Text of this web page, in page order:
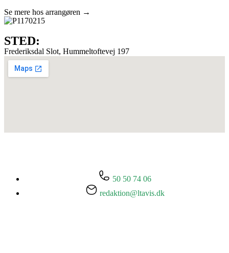
Se mere hos arrangøren →
STED:
Frederiksdal Slot, Hummeltoftevej 197
50 50 74 06
redaktion@ltavis.dk